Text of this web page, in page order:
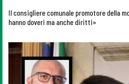
Il consigliere comunale promotore della
hanno doveri ma anche diritti»